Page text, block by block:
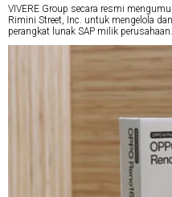
VIVERE Group secara resmi
Rimini Street, Inc. untuk mengelola
perangkat lunak SAP milik perusahaan.